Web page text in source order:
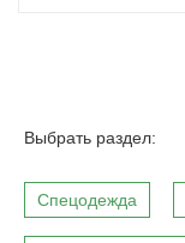
Выбрать раздел:
Спецодежда